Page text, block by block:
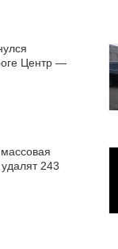
Центр —
243